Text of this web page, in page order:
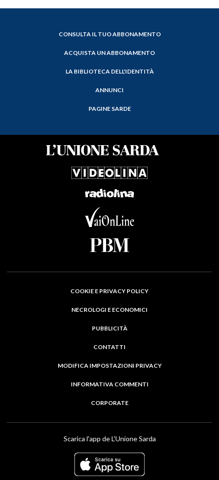
CONSULTA IL TUO ABBONAMENTO
ACQUISTA UN ABBONAMENTO
LA BIBLIOTECA DELL'IDENTITÀ
ANNUNCI
PAGINE SARDE
COOKIE E PRIVACY POLICY
NECROLOGI E ECONOMICI
PUBBLICITÀ
CONTATTI
MODIFICA IMPOSTAZIONI PRIVACY
INFORMATIVA COMMENTI
CORPORATE
Scarica l'app de L'Unione Sarda